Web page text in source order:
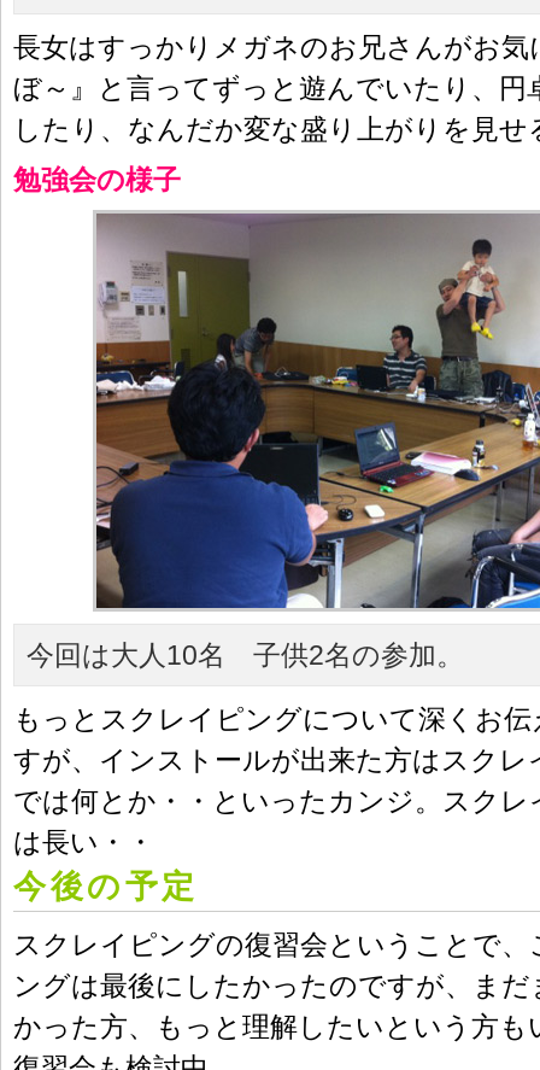
長女はすっかりメガネのお兄さんがお気
ぼ～』と言ってずっと遊んでいたり、円
したり、なんだか変な盛り上がりを見せ
勉強会の様子
今回は大人10名 子供2名の参加。
もっとスクレイピングについて深くお
すが、インストールが出来た方はスクレ
では何とか・・といったカンジ。スク
は長い・・
今後の予定
スクレイピングの復習会ということで
ングは最後にしたかったのですが、ま
かった方、もっと理解したいという方も